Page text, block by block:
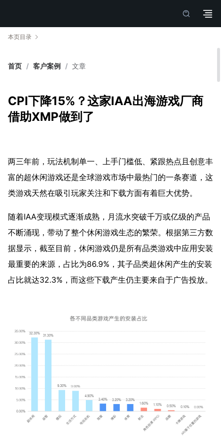
本页目录
首页 / 客户案例 / 文章
CPI下降15%？这家IAA出海游戏厂商
借助XMP做到了
两三年前，玩法机制单一、上手门槛低、紧跟热点且创意丰
富的超休闲游戏还是全球游戏市场中最热门的一条赛道，这
类游戏天然在吸引玩家关注和下载方面有着巨大优势。
随着IAA变现模式逐渐成熟，月流水突破千万或亿级的产品
不断涌现，带动了整个休闲游戏生态的繁荣。根据第三方数
据显示，截至目前，休闲游戏仍是所有品类游戏中应用安装
最重要的来源，占比为86.9%，其子品类超休闲产生的安装
占比就达32.3%，而这些下载产生仍主要来自于广告投放。